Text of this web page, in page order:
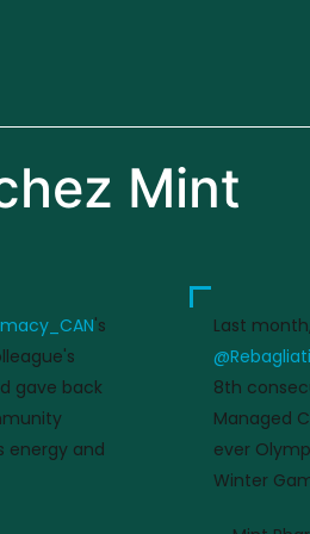
Mint
's
gave back
energy and
Last
8th
Managed
ever
Winter